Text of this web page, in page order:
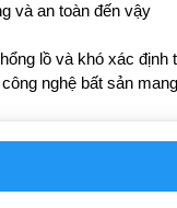
và an toàn đến vậy
lồ và khó xác
nghệ bất sản